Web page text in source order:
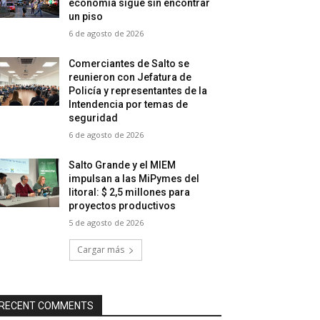
economía sigue sin encontrar
un piso
6 de agosto de 2026
Comerciantes de Salto se
reunieron con Jefatura de
Policía y representantes de la
Intendencia por temas de
seguridad
6 de agosto de 2026
Salto Grande y el MIEM
impulsan a las MiPymes del
litoral: $ 2,5 millones para
proyectos productivos
5 de agosto de 2026
Cargar más
COMMENTS